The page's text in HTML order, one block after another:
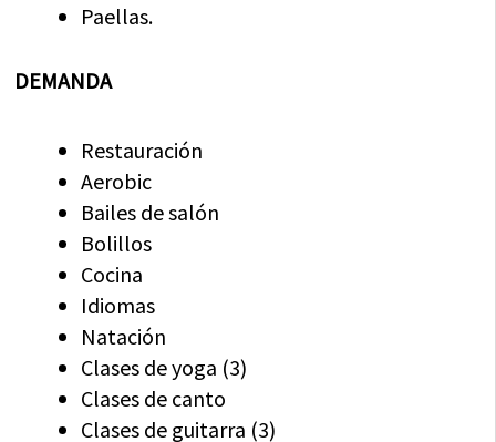
Paellas.
DEMANDA
Restauración
Aerobic
Bailes de salón
Bolillos
Cocina
Idiomas
Natación
Clases de yoga (3)
Clases de canto
Clases de guitarra (3)